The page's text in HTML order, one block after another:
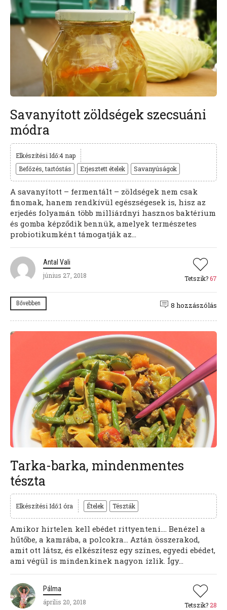
Savanyított zöldségek szecsuáni
módra
Elkészítési Idő:4 nap
Befőzés, tartóstás
Erjesztett ételek Savanyúságok
A savanyított – fermentált – zöldségek nem csak
finomak, hanem rendkívül egészségesek is, hisz az
erjedés folyamán több milliárdnyi hasznos baktérium
és gomba képződik bennük, amelyek természetes
probiotikumként támogatják az...
Antal Vali
június 27, 2018
Tetszik?67
Bővebben 8 hozzászólás
Tarka-barka, mindenmentes
tészta
Elkészítési Idő:1 óra Ételek Tészták
Amikor hirtelen kell ebédet rittyenteni…. Benézel a
hűtőbe, a kamrába, a polcokra… Aztán összerakod,
amit ott látsz, és elkészítesz egy színes, egyedi ebédet,
ami végül is mindenkinek nagyon ízlik. Így...
Pálma
április 20, 2018
Tetszik?28